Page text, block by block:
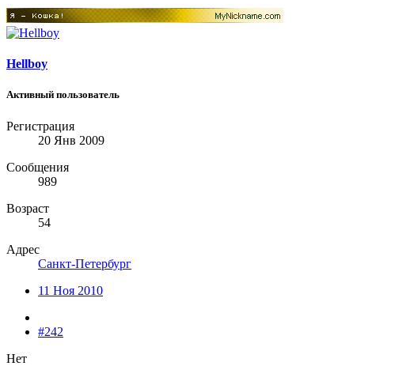
Hellboy
Активный пользователь
Регистрация
20 Янв 2009
Сообщения
989
Возраст
54
Адрес
Санкт-Петербург
11 Ноя 2010
#242
Нет